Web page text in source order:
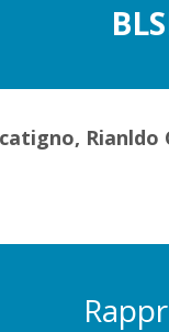
Rianldo